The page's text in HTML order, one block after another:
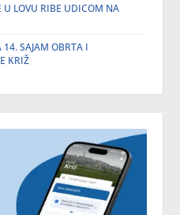
U LOVU RIBE UDICOM NA
14. SAJAM OBRTA I
KRIŽ